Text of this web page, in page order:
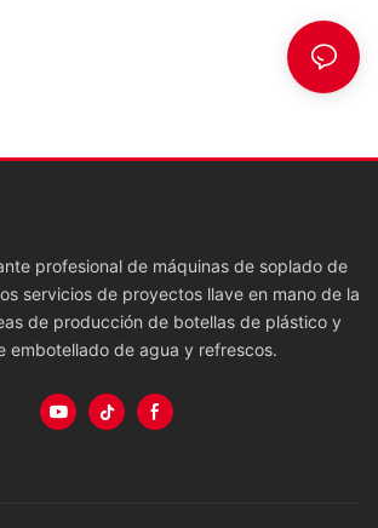
profesional de máquinas de soplado de
servicios de proyectos llave en mano de la
de producción de botellas de plástico y
embotellado de agua y refrescos.